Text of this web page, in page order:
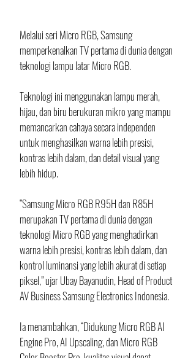
Melalui seri Micro RGB, Samsung
memperkenalkan TV pertama di dunia dengan
teknologi lampu latar Micro RGB.
Teknologi ini menggunakan lampu merah,
hijau, dan biru berukuran mikro yang mampu
memancarkan cahaya secara independen
untuk menghasilkan warna lebih presisi,
kontras lebih dalam, dan detail visual yang
lebih hidup.
“Samsung Micro RGB R95H dan R85H
merupakan TV pertama di dunia dengan
teknologi Micro RGB yang menghadirkan
warna lebih presisi, kontras lebih dalam, dan
kontrol luminansi yang lebih akurat di setiap
piksel,” ujar Ubay Bayanudin, Head of Product
AV Business Samsung Electronics Indonesia.
Ia menambahkan, “Didukung Micro RGB AI
Engine Pro, AI Upscaling, dan Micro RGB